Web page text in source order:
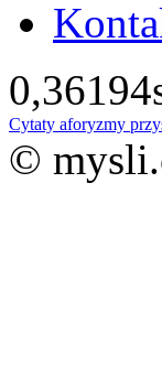
Cytaty aforyzmy
©